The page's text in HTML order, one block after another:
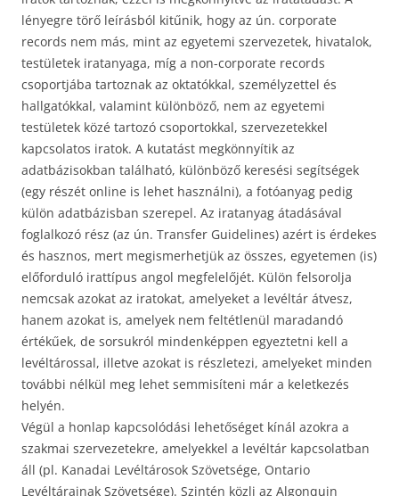
lényegre törő leírásból kitűnik, hogy az ún. corporate
records nem más, mint az egyetemi szervezetek, hivatalok,
testületek iratanyaga, míg a non-corporate records
csoportjába tartoznak az oktatókkal, személyzettel és
hallgatókkal, valamint különböző, nem az egyetemi
testületek közé tartozó csoportokkal, szervezetekkel
kapcsolatos iratok. A kutatást megkönnyítik az
adatbázisokban található, különböző keresési segítségek
(egy részét online is lehet használni), a fotóanyag pedig
külön adatbázisban szerepel. Az iratanyag átadásával
foglalkozó rész (az ún. Transfer Guidelines) azért is érdekes
és hasznos, mert megismerhetjük az összes, egyetemen (is)
előforduló irattípus angol megfelelőjét. Külön felsorolja
nemcsak azokat az iratokat, amelyeket a levéltár átvesz,
hanem azokat is, amelyek nem feltétlenül maradandó
értékűek, de sorsukról mindenképpen egyeztetni kell a
levéltárossal, illetve azokat is részletezi, amelyeket minden
további nélkül meg lehet semmisíteni már a keletkezés
helyén.
Végül a honlap kapcsolódási lehetőséget kínál azokra a
szakmai szervezetekre, amelyekkel a levéltár kapcsolatban
áll (pl. Kanadai Levéltárosok Szövetsége, Ontario
Levéltárainak Szövetsége). Szintén közli az Algonquin